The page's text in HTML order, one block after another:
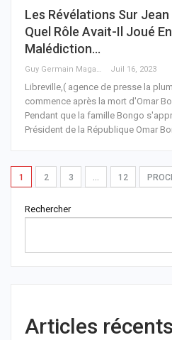
Les Révélations Sur Jean
Quel Rôle Avait-Il Joué
Malédiction…
Guy Germain Maganga Nziengui Juil 16, 2023
Libreville,( agence de presse la
commence après la mort d'Omar
Pendant que la famille Bongo
Président de la République Omar
1 2 3 … 12
Rechercher
Articles récents